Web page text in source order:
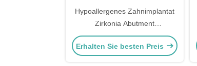
Hypoallergenes Zahnimplantat
Zirkonia Abutment
Biokompatibel
Erhalten Sie besten Preis